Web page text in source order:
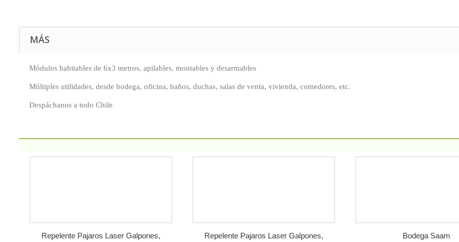
MÁS
Módulos habitables de 6x3 metros, apilables, montables y desarmables
Múltiples utilidades, desde bodega, oficina, baños, duchas, salas de venta, vivienda, comedores, etc.
Despáchanos a todo Chile
Repelente Pajaros Laser Galpones,
Repelente Pajaros Laser Galpones,
Bodega Saam